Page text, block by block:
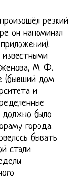
резкий
он напоминал
М. Ф.
(бывший дом
и
должно было
города.
бывать
стали